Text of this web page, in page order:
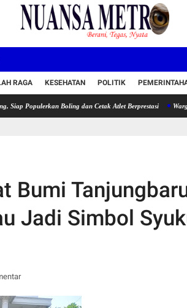
RAGA KESEHATAN POLITIK
Boling dan Cetak Atlet Berprestasi Warga Walahar
Bumi
Jadi Simbol